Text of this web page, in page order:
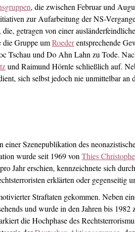
, die zwischen Februar und
zur Aufarbeitung der NS-
getragen von einer
die Gruppe umRoederentsprechende
Tschau und Do Ahn Lahn zu Tode.
und Raimund Hörnle schließlich auf.
sich selbst jedoch nie unmittelbar
Szenepublikation des
wurde seit 1969 von Thies
Jahr erschien, kennzeichnete sich
erklärten oder gegenseitig
Straftaten gekommen. Neben
und wurde in den Jahren bis
die Hochphase des